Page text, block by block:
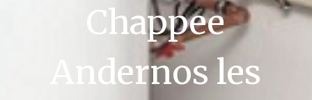
Chappee
Andernos les